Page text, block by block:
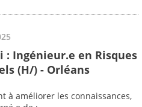
: Ingénieur.e en Risques
(H/) - Orléans
à améliorer les connaissances,